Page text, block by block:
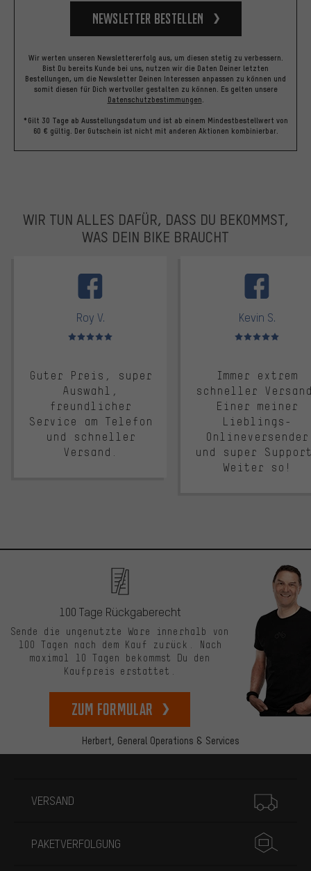
Newsletter bestellen
Wir werten unseren Newslettererfolg aus, um diesen stetig zu verbessern.
Bist Du bereits Kunde bei uns, nutzen wir die Daten Deiner letzten
Bestellungen, um die Newsletter Deinen Interessen anpassen zu können und
somit diesen für Dich wertvoller gestalten zu können. Es gelten unsere
Datenschutzbestimmungen.
*Gilt 30 Tage ab Ausstellungsdatum und ist ab einem Mindestbestellwert von
60 € gültig. Der Gutschein ist nicht mit anderen Aktionen kombinierbar.
WIR TUN ALLES DAFÜR, DASS DU BEKOMMST,
WAS DEIN BIKE BRAUCHT
Roy V.
Bewertungen: 5 von 5
Guter Preis, super
Auswahl,
freundlicher
Service am Telefon
und schneller
Versand.
Kevin S.
Bewertungen: 5 von 5
Immer extrem
schneller
Einer meiner
Lieblings-
Onlineversender
und super
Weiter so!
Herbert, General Operations & Services
100 Tage Rückgaberecht
Sende die ungenutzte Ware innerhalb von
100 Tagen nach dem Kauf zurück. Nach
maximal 10 Tagen bekommst Du den
Kaufpreis erstattet.
zum Formular
VERSAND
PAKETVERFOLGUNG